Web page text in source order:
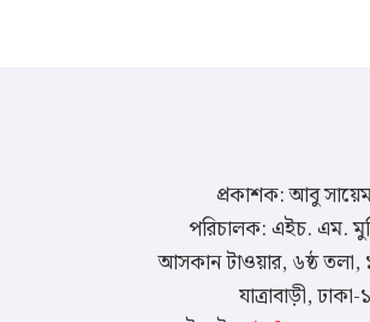
প্রকাশক: আবু
পরিচালক: এইচ. এম.
আসকান টাওয়ার, ৬ষ্ঠ তলা,
যাত্রাবাড়ী,